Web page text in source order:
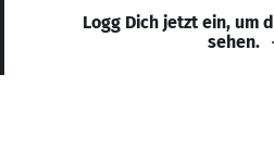
Logg Dich jetzt ein, um
sehen.